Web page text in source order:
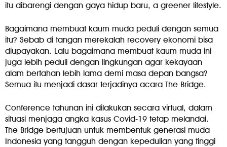
itu dibarengi dengan gaya hidup baru, a greener lifestyle.
Bagaimana membuat kaum muda peduli dengan semua
itu? Sebab di tangan merekalah recovery ekonomi bisa
diupayakan. Lalu bagaimana membuat kaum muda ini
juga lebih peduli dengan lingkungan agar kekayaan
alam bertahan lebih lama demi masa depan bangsa?
Semua itu menjadi dasar terjadinya acara The Bridge.
Conference tahunan ini dilakukan secara virtual, dalam
situasi menjaga angka kasus Covid-19 tetap melandai.
The Bridge bertujuan untuk membentuk generasi muda
Indonesia yang tangguh dengan kepedulian yang tinggi